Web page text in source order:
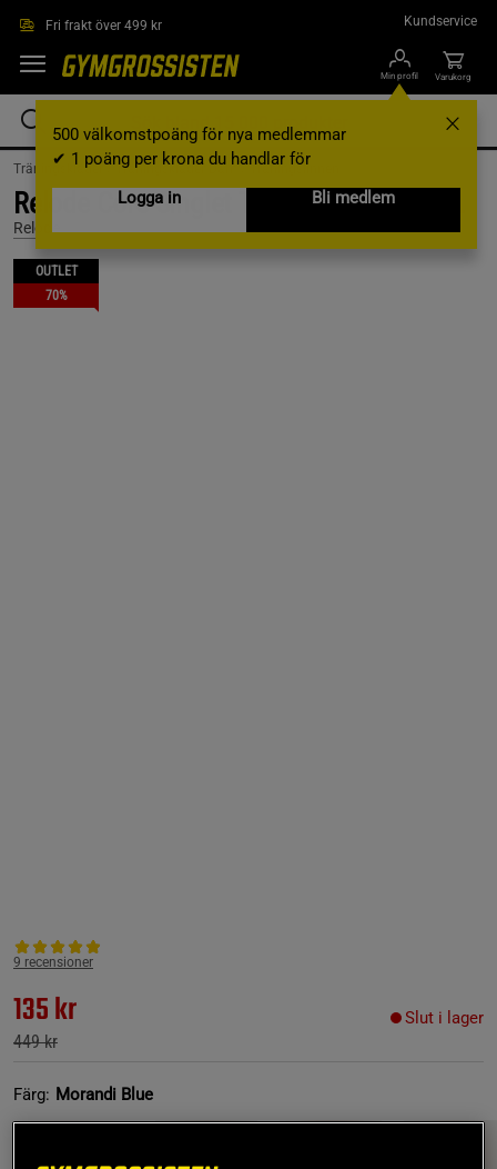
Fri frakt över 499 kr Kundservice
Min profil
500 välkomstpoäng för nya medlemmar
✔ 1 poäng per krona du handlar för
Logga in
Bli medlem
Varukorg
Träningskläder / Träningskläder Dam /Träningslinnen
Relode Core Singlet Top, Morandi Blue, L
Relode
OUTLET
70%
9 recensioner
135 kr
449 kr
Slut i lager
Färg: Morandi Blue